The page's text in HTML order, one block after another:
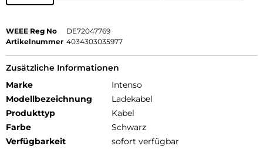
WEEE Reg No
DE72047769
Artikelnummer 4034303035977
Zusätzliche Informationen
Marke
Intenso
Modellbezeichnung
Ladekabel
Produkttyp
Kabel
Farbe
Schwarz
Verfügbarkeit
sofort verfügbar